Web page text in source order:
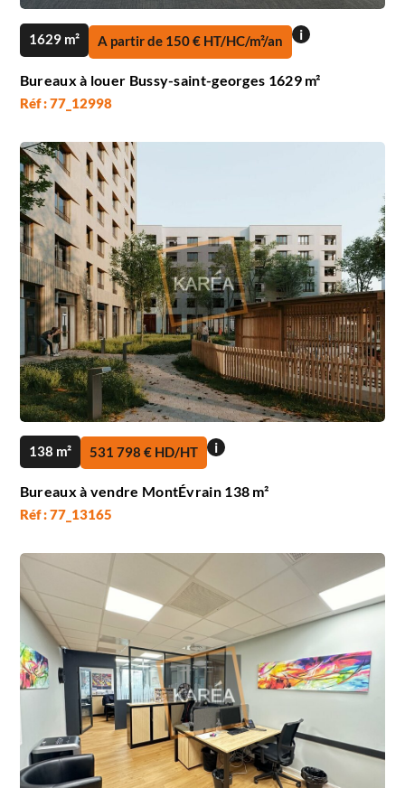
1629 m² A partir de 150 € HT/HC/m²/an i
Bureaux à louer Bussy-saint-georges 1629 m²
Réf : 77_12998
138 m² 531 798 € HD/HT i
Bureaux à vendre MontÉvrain 138 m²
Réf : 77_13165